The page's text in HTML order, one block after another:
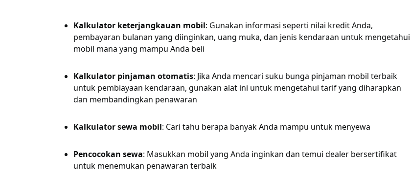
Kalkulator keterjangkauan mobil: Gunakan informasi seperti nilai kredit Anda,
pembayaran bulanan yang diinginkan, uang muka, dan jenis kendaraan untuk mengetahui
mobil mana yang mampu Anda beli
Kalkulator pinjaman otomatis: Jika Anda mencari suku bunga pinjaman mobil terbaik
untuk pembiayaan kendaraan, gunakan alat ini untuk mengetahui tarif yang diharapkan
dan membandingkan penawaran
Kalkulator sewa mobil: Cari tahu berapa banyak Anda mampu untuk menyewa
Pencocokan sewa: Masukkan mobil yang Anda inginkan dan temui dealer bersertifikat
untuk menemukan penawaran terbaik